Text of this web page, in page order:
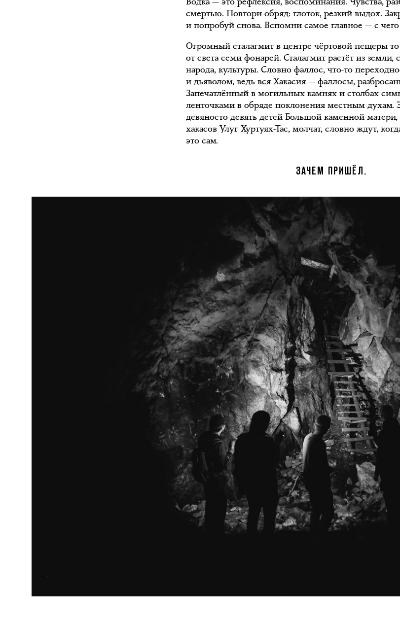
смертью. Повтори обряд: глоток, резкий выдох.
и попробуй снова. Вспомни самое главное — с чего
Огромный сталагмит в центре чёртовой пещеры
от света семи фонарей. Сталагмит растёт из земли,
народа, культуры. Словно фаллос, что-то
и дьяволом, ведь вся Хакасия — фаллосы,
Запечатлённый в могильных камнях и столбах
ленточками в обряде поклонения местным духам.
девяносто девять детей Большой каменной
хакасов Улуг Хуртуях-Тас, молчат, словно ждут,
это сам.
ЗАЧЕМ ПРИШЁЛ.